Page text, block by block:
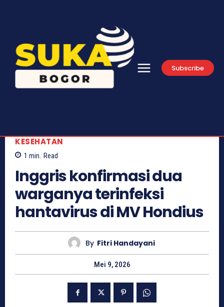
Subscribe
KESEHATAN
1 min. Read
Inggris konfirmasi dua
warganya terinfeksi
hantavirus di MV Hondius
By Fitri Handayani
Mei 9, 2026